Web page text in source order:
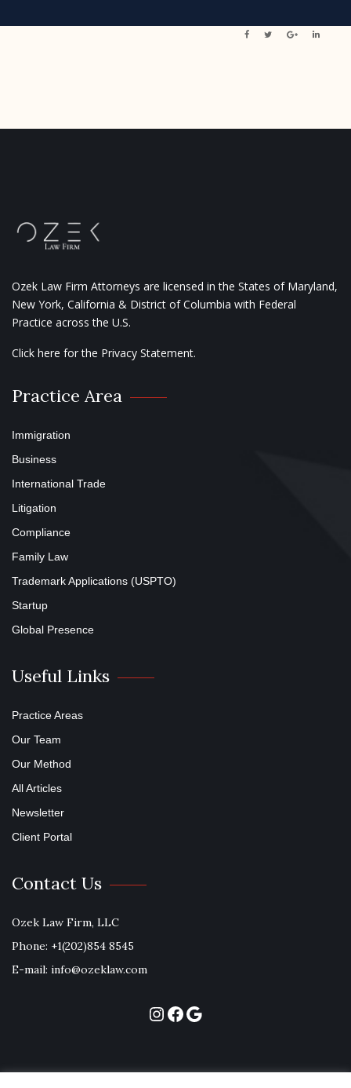
Ozek Law Firm Attorneys are licensed in the States of Maryland,
New York, California & District of Columbia with Federal
Practice across the U.S.
Click here for the Privacy Statement.
Practice Area
Immigration
Business
International Trade
Litigation
Compliance
Family Law
Trademark Applications (USPTO)
Startup
Global Presence
Useful Links
Practice Areas
Our Team
Our Method
All Articles
Newsletter
Client Portal
Contact Us
Ozek Law Firm, LLC
Phone: +1(202)854 8545
E-mail: info@ozeklaw.com
Instagram
Facebook
Google